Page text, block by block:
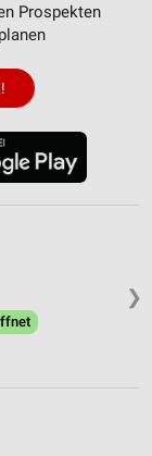
Prospekten
❯